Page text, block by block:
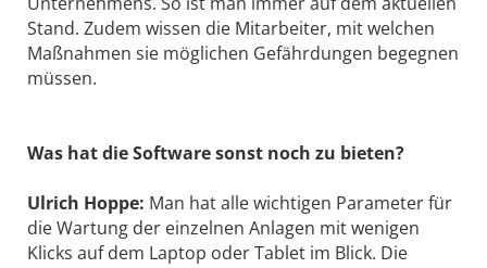
Stand. Zudem wissen die Mitarbeiter, mit welchen
Maßnahmen sie möglichen Gefährdungen begegnen
müssen.
Was hat die Software sonst noch zu bieten?
Ulrich Hoppe: Man hat alle wichtigen Parameter für
die Wartung der einzelnen Anlagen mit wenigen
Klicks auf dem Laptop oder Tablet im Blick. Die